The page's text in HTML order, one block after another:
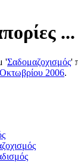
...
'Σαδομαζοχισμός'
2006.